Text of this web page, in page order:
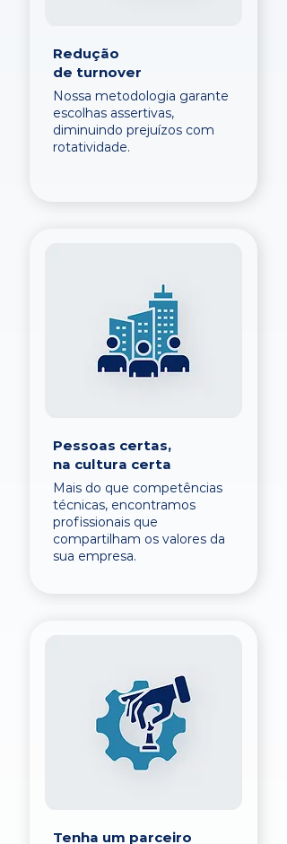
Redução
de turnover
Nossa metodologia garante
escolhas assertivas,
diminuindo prejuízos com
rotatividade.
Pessoas certas,
na cultura certa
Mais do que competências
técnicas, encontramos
profissionais que
compartilham os valores da
sua empresa.
Tenha um parceiro